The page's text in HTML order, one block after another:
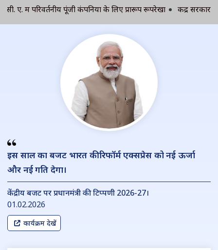
में परिवर्तनीय पूंजी कंपनियों के लिए प्रारूप रूपरेखा केंद्र सरकार के
इस साल का बजट भारत की रिफॉर्म एक्सप्रेस को नई ऊर्जा
और नई गति देगा।
केंद्रीय बजट पर प्रधानमंत्री की टिप्पणी 2026-27।
01.02.2026
कार्यक्रम देखें